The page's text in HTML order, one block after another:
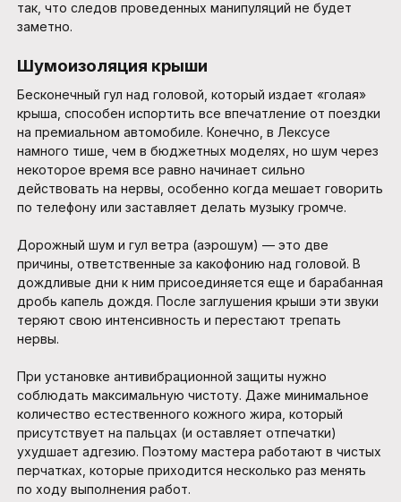
так, что следов проведенных манипуляций не будет
заметно.
Шумоизоляция крыши
Бесконечный гул над головой, который издает «голая»
крыша, способен испортить все впечатление от поездки
на премиальном автомобиле. Конечно, в Лексусе
намного тише, чем в бюджетных моделях, но шум через
некоторое время все равно начинает сильно
действовать на нервы, особенно когда мешает говорить
по телефону или заставляет делать музыку громче.
Дорожный шум и гул ветра (аэрошум) — это две
причины, ответственные за какофонию над головой. В
дождливые дни к ним присоединяется еще и барабанная
дробь капель дождя. После заглушения крыши эти звуки
теряют свою интенсивность и перестают трепать
нервы.
При установке антивибрационной защиты нужно
соблюдать максимальную чистоту. Даже минимальное
количество естественного кожного жира, который
присутствует на пальцах (и оставляет отпечатки)
ухудшает адгезию. Поэтому мастера работают в чистых
перчатках, которые приходится несколько раз менять
по ходу выполнения работ.